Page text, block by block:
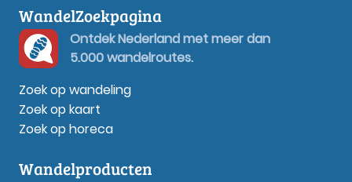
WandelZoekpagina
Ontdek Nederland met meer dan
5.000 wandelroutes.
Zoek op wandeling
Zoek op kaart
Zoek op horeca
Wandelproducten